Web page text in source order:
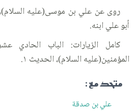
روى عن علي بن موسى(عليه
أبو علي ابنه.
كامل الزيارات: الباب الحادي
المؤمنين(عليه السلام)، الحديث ١.
متحد مع :
علي بن صدقة